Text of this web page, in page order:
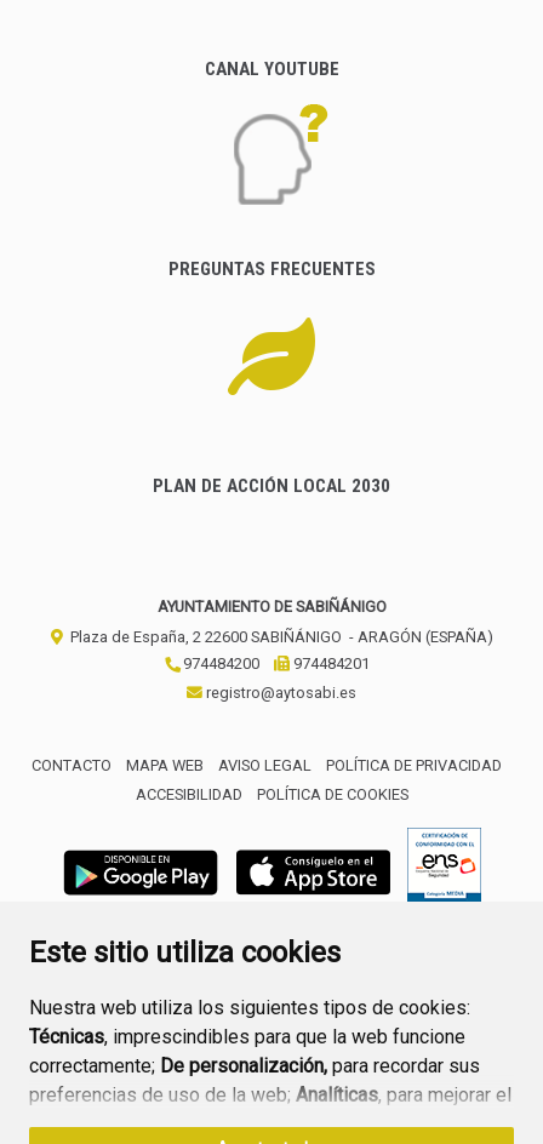
Este sitio utiliza cookies
Nuestra web utiliza los siguientes tipos de cookies:
Técnicas, imprescindibles para que la web funcione
correctamente; De personalización, para recordar sus
preferencias de uso de la web; Analíticas, para mejorar el
funcionamiento de la web y sus servicios.
CANAL YOUTUBE
PREGUNTAS FRECUENTES
PLAN DE ACCIÓN LOCAL 2030
AYUNTAMIENTO DE SABIÑÁNIGO
Plaza de España, 2 22600 SABIÑÁNIGO - ARAGÓN (ESPAÑA)
974484200
974484201
registro@aytosabi.es
CONTACTO MAPA WEB AVISO LEGAL
POLÍTICA DE PRIVACIDAD
ACCESIBILIDAD
POLÍTICA DE COOKIES